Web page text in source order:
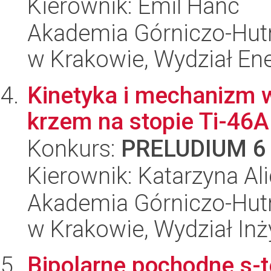
Kierownik: Emil Hanc
Akademia Górniczo-
w Krakowie, Wydział
Kinetyka i mechanizm
krzem na stopie Ti-
Konkurs: PRELUDIUM 6
Kierownik: Katarzyna
Akademia Górniczo-
w Krakowie, Wydział
Bipolarne pochodne s-